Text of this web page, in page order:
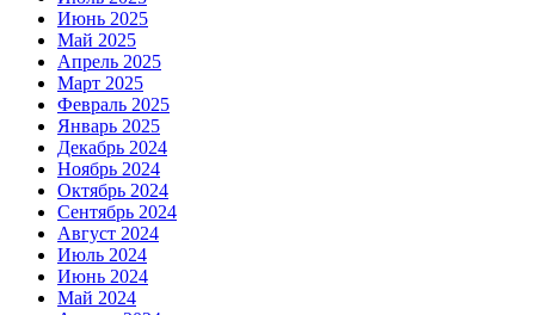
Июнь 2025
Май 2025
Апрель 2025
Март 2025
Февраль 2025
Январь 2025
Декабрь 2024
Ноябрь 2024
Октябрь 2024
Сентябрь 2024
Август 2024
Июль 2024
Июнь 2024
Май 2024